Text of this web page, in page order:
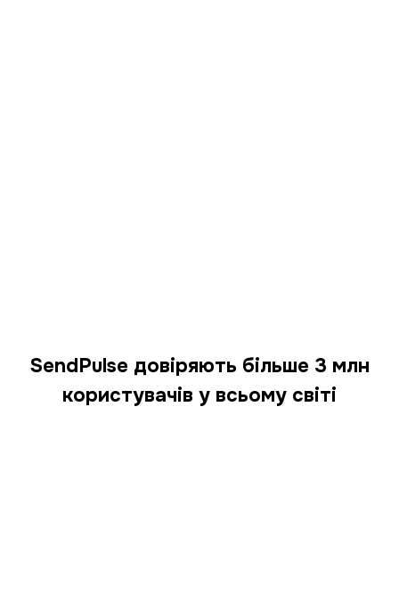
SendPulse довіряють більше 3 млн
користувачів у всьому світі